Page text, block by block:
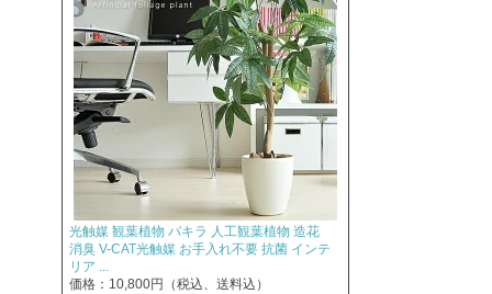
光触媒 観葉植物 パキラ 人工観葉植物 造花
消臭 V-CAT光触媒 お手入れ不要 抗菌 インテ
リア ...
価格：10,800円（税込、送料込）